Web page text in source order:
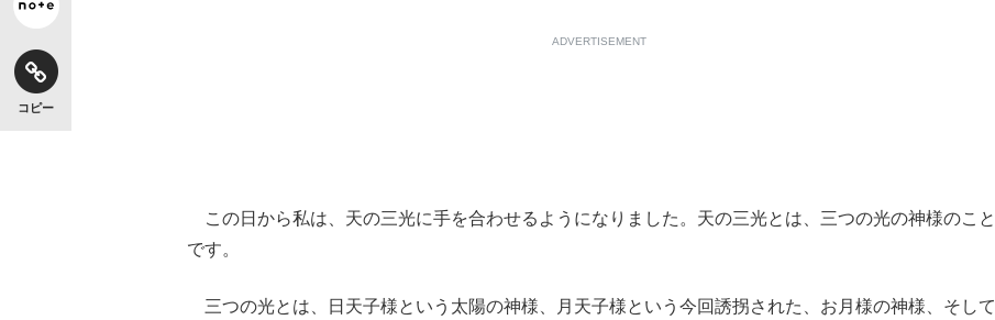
コピー
ADVERTISEMENT
この日から私は、天の三光に手を合わせるようになりました。天の三光とは、三つの光の神様のこと
です。
三つの光とは、日天子様という太陽の神様、月天子様という今回誘拐された、お月様の神様、そして